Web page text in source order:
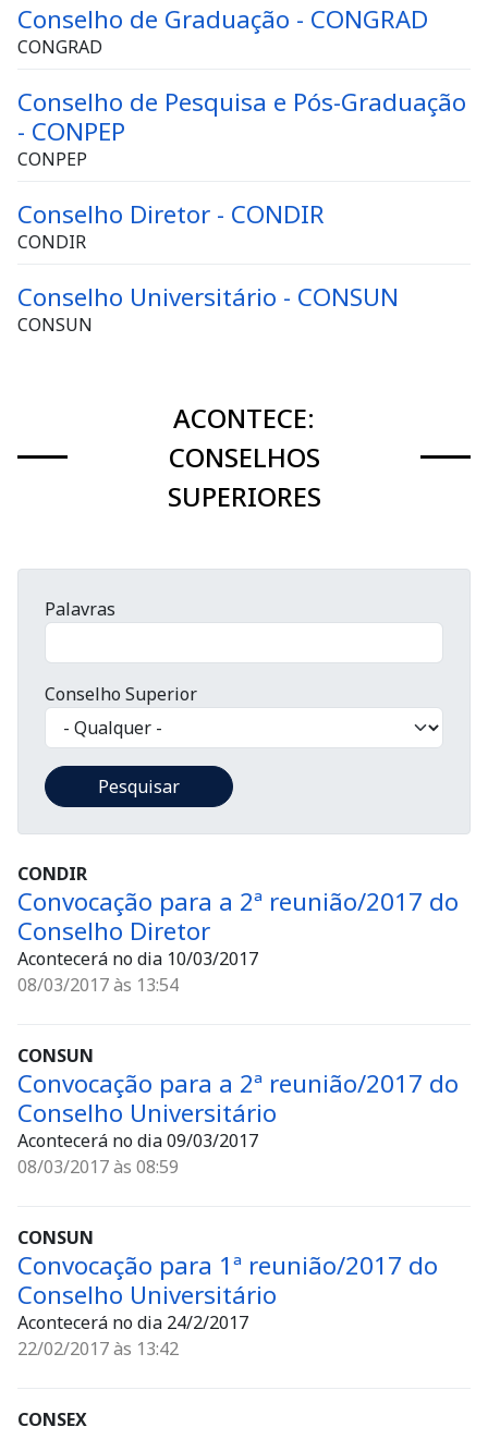
Conselho de Graduação - CONGRAD
CONGRAD
Conselho de Pesquisa e Pós-Graduação
- CONPEP
CONPEP
Conselho Diretor - CONDIR
CONDIR
Conselho Universitário - CONSUN
CONSUN
ACONTECE:
CONSELHOS
SUPERIORES
Palavras
Conselho Superior
CONDIR
Convocação para a 2ª reunião/2017 do
Conselho Diretor
Acontecerá no dia 10/03/2017
08/03/2017 às 13:54
CONSUN
Convocação para a 2ª reunião/2017 do
Conselho Universitário
Acontecerá no dia 09/03/2017
08/03/2017 às 08:59
CONSUN
Convocação para 1ª reunião/2017 do
Conselho Universitário
Acontecerá no dia 24/2/2017
22/02/2017 às 13:42
CONSEX